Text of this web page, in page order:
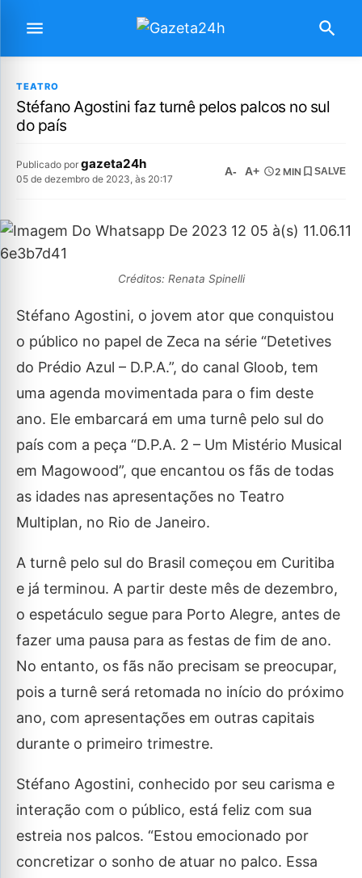
TEATRO
Stéfano Agostini faz turnê pelos palcos no sul
do país
Publicado por gazeta24h
05 de dezembro de 2023, às 20:17
A- A+ 2 MIN SALVE
Créditos: Renata Spinelli
Stéfano Agostini, o jovem ator que conquistou
o público no papel de Zeca na série “Detetives
do Prédio Azul – D.P.A.”, do canal Gloob, tem
uma agenda movimentada para o fim deste
ano. Ele embarcará em uma turnê pelo sul do
país com a peça “D.P.A. 2 – Um Mistério Musical
em Magowood”, que encantou os fãs de todas
as idades nas apresentações no Teatro
Multiplan, no Rio de Janeiro.
A turnê pelo sul do Brasil começou em Curitiba
e já terminou. A partir deste mês de dezembro,
o espetáculo segue para Porto Alegre, antes de
fazer uma pausa para as festas de fim de ano.
No entanto, os fãs não precisam se preocupar,
pois a turnê será retomada no início do próximo
ano, com apresentações em outras capitais
durante o primeiro trimestre.
Stéfano Agostini, conhecido por seu carisma e
interação com o público, está feliz com sua
estreia nos palcos. “Estou emocionado por
concretizar o sonho de atuar no palco. Essa